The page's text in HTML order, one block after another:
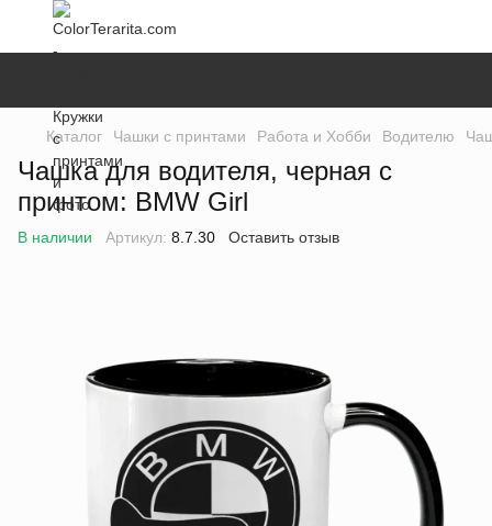
Каталог Чашки с принтами Работа и Хобби Водителю
Чашка для водителя, черная с
принтом: BMW Girl
В наличии Артикул: 8.7.30 Оставить отзыв